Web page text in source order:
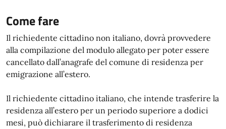
Come fare
Il richiedente cittadino non italiano, dovrà provvedere
alla compilazione del modulo allegato per poter essere
cancellato dall’anagrafe del comune di residenza per
emigrazione all’estero.
Il richiedente cittadino italiano, che intende trasferire la
residenza all’estero per un periodo superiore a dodici
mesi, può dichiarare il trasferimento di residenza